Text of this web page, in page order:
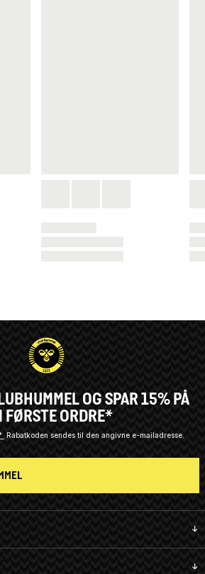
OG SPAR 15% PÅ
FØRSTE ORDRE*
Rabatkoden sendes til den angivne e-mailadresse.